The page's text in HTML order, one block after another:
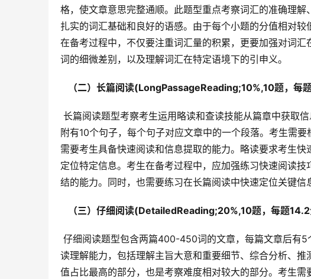
格，使文章意思完整通顺。此题型重点考察词汇的准确理
扎实的词汇基础和良好的语感。由于每个小题的分值相对
在备考过程中，不仅要注重词汇量的积累，更要加强对词
词的细微差别，以及理解词汇在特定语境下的引申义。
（二）长篇阅读(LongPassageReading;10%,10题，每题
附有10个句子，每个句子对应文章中的一个段落。考生需
需要考生具备快速阅读和信息提取的能力。略读要求考生
定位特定信息。考生在备考过程中，应加强练习快速阅读
结的能力。同时，也需要练习在长篇阅读中快速定位关键信
（三）仔细阅读(DetailedReading;20%,10题，每题
读理解能力，包括理解主旨大意和重要细节、综合分析、
值占比最高的部分，也是考察难度相对较大的部分。考生